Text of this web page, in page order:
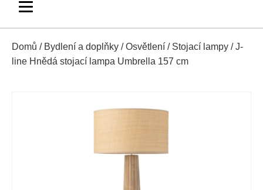
Domů / Bydlení a doplňky /Osvětlení / Stojací lampy / J-
line Hnědá stojací lampa Umbrella 157 cm